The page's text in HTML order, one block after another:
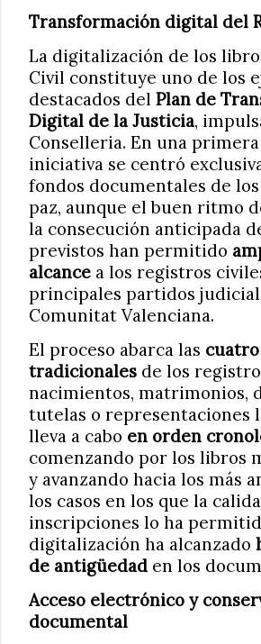
Transformación digital del
La digitalización de los
Civil constituye uno de los
destacados del Plan de
Digital de la Justicia,
Conselleria. En una primera
iniciativa se centró
fondos documentales de
paz, aunque el buen ritmo
la consecución anticipada
previstos han permitido
alcance a los registros
principales partidos
Comunitat Valenciana.
El proceso abarca las
tradicionales de los
nacimientos, matrimonios,
tutelas o representaciones
lleva a cabo en orden
comenzando por los libros
y avanzando hacia los más
los casos en los que la
inscripciones lo ha
digitalización ha alcanzado
de antigüedad en los
Acceso electrónico y
documental